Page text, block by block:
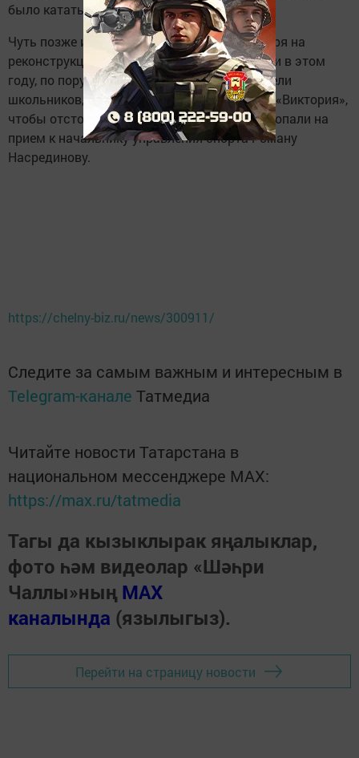
было кататься.
Чуть позже исполком сообщил, что, несмотря на
реконструкцию «Медео», каток там зальют и в этом
году, по поручению мэра. Напомним, родители
школьников, которые занимаются в ДЮСШ «Виктория»,
чтобы отстоять каток, вышли с пикетом и попали на
прием к начальнику управления спорта Роману
Насрединову.
https://chelny-biz.ru/news/300911/
Следите за самым важным и интересным в
Telegram-канале Татмедиа
Читайте новости Татарстана в
национальном мессенджере MАХ:
https://max.ru/tatmedia
Тагы да кызыклырак яңалыклар,
фото һәм видеолар «Шәһри
Чаллы»ның MAX
каналында (язылыгыз).
Перейти на страницу новости